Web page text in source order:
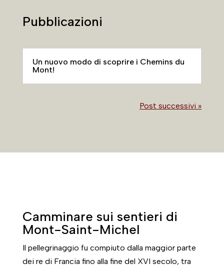
Pubblicazioni
Un nuovo modo di scoprire i Chemins du
Mont!
Post successivi »
Camminare sui sentieri di
Mont-Saint-Michel
Il pellegrinaggio fu compiuto dalla maggior parte
dei re di Francia fino alla fine del XVI secolo, tra